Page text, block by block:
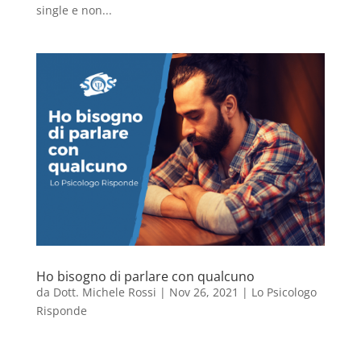
single e non...
Ho bisogno di parlare con qualcuno
da Dott. Michele Rossi | Nov 26, 2021 | Lo Psicologo
Risponde